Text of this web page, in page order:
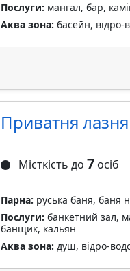
Послуги: мангал, бар,
Аква зона: басейн, відро-
Приватня
Місткість до 7осіб
Парна: руська баня, баня
Послуги: банкетний зал,
банщик, кальян
Аква зона: душ, відро-